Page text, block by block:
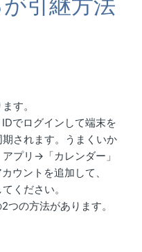
す。
でログインして端末を
されます。うまくいか
プリ→「カレンダー」
ウントを追加して、
ください。
つの方法があります。